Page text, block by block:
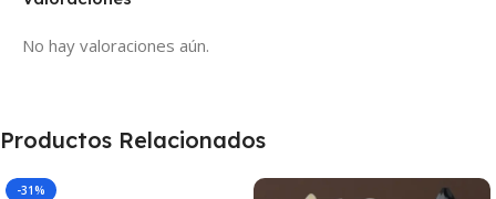
No hay valoraciones aún.
Productos Relacionados
-31%